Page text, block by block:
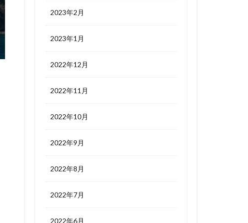
2023年2月
2023年1月
2022年12月
2022年11月
2022年10月
2022年9月
2022年8月
2022年7月
2022年6月